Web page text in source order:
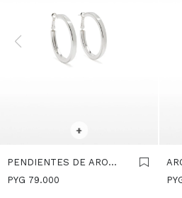
+
PENDIENTES DE ARO
MEDIANOS PLATEADOS -
PYG 79.000